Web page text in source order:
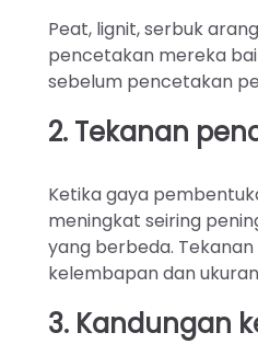
Peat, lignit, serbuk
pencetakan mereka
sebelum pencetakan
2. Tekanan
Ketika gaya
meningkat seiring
yang berbeda.
kelembapan dan
3. Kandungan